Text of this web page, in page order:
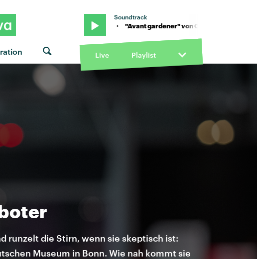
Soundtrack
Courtney Barnett · "Avant gardener" von Courtney Barnett · "Avant
Live Playlist
runzelt die Stirn, wenn sie skeptisch ist:
Museum in Bonn. Wie nah kommt sie